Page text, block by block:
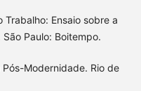
Ensaio sobre a
Paulo: Boitempo.
Modernidade. Rio de